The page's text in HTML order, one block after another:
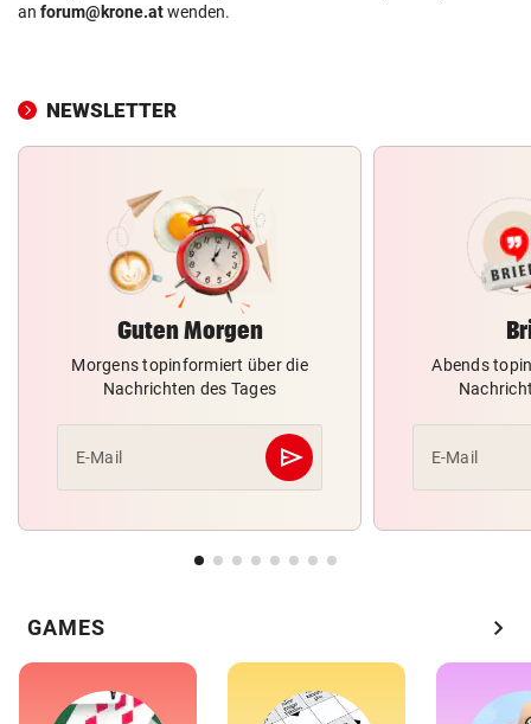
an forum@krone.atwenden.
NEWSLETTER
Guten Morgen
Morgens topinformiert über die
Nachrichten des Tages
E-Mail send
Abschicken
Abends
E-Mail
GAMES chevron_right